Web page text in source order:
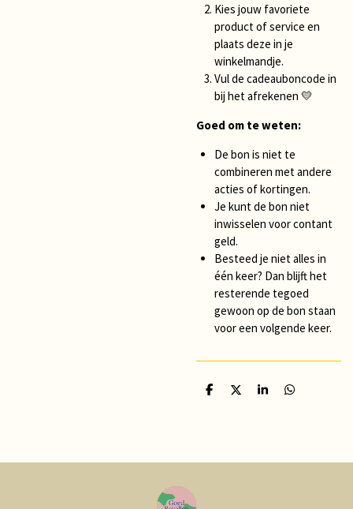
Kies jouw favoriete
product of service en
plaats deze in je
winkelmandje.
Vul de cadeauboncode in
bij het afrekenen 💛
Goed om te weten:
De bon is niet te
combineren met andere
acties of kortingen.
Je kunt de bon niet
inwisselen voor contant
geld.
Besteed je niet alles in
één keer? Dan blijft het
resterende tegoed
gewoon op de bon staan
voor een volgende keer.
D
D
S
D